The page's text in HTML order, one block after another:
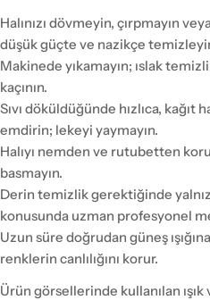
Halınızı dövmeyin, çırpmayın
düşük güçte ve nazikçe
Makinede yıkamayın; ıslak
kaçının.
Sıvı döküldüğünde hızlıca,
emdirin; lekeyi yaymayın.
Halıyı nemden ve rutubetten
basmayın.
Derin temizlik gerektiğinde
konusunda uzman profesyonel
Uzun süre doğrudan güneş
renklerin canlılığını korur.
Ürün görsellerinde kullanılan ışık